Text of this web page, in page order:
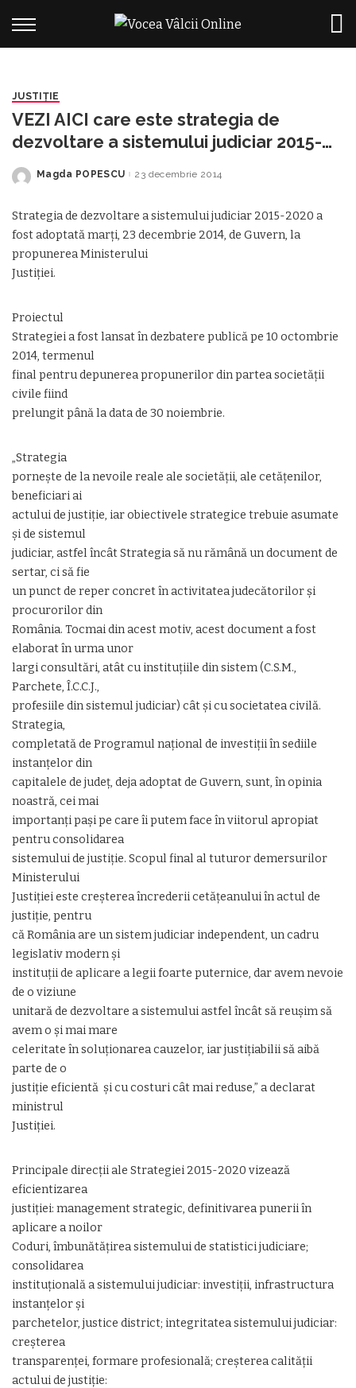
JUSTIȚIE
VEZI AICI care este strategia de
dezvoltare a sistemului judiciar 2015-
2020
Posted
Magda POPESCU 23 decembrie 2014
Strategia de dezvoltare a sistemului judiciar 2015-2020 a
fost adoptată marți, 23 decembrie 2014, de Guvern, la
propunerea Ministerului
Justiției.
Proiectul
Strategiei a fost lansat în dezbatere publică pe 10 octombrie
2014, termenul
final pentru depunerea propunerilor din partea societății
civile fiind
prelungit până la data de 30 noiembrie.
„Strategia
pornește de la nevoile reale ale societății, ale cetățenilor,
beneficiari ai
actului de justiție, iar obiectivele strategice trebuie asumate
și de sistemul
judiciar, astfel încât Strategia să nu rămână un document de
sertar, ci să fie
un punct de reper concret în activitatea judecătorilor și
procurorilor din
România. Tocmai din acest motiv, acest document a fost
elaborat în urma unor
largi consultări, atât cu instituțiile din sistem (C.S.M.,
Parchete, Î.C.C.J.,
profesiile din sistemul judiciar) cât și cu societatea civilă.
Strategia,
completată de Programul național de investiții în sediile
instanțelor din
capitalele de județ, deja adoptat de Guvern, sunt, în opinia
noastră, cei mai
importanți pași pe care îi putem face în viitorul apropiat
pentru consolidarea
sistemului de justiție. Scopul final al tuturor demersurilor
Ministerului
Justiției este creșterea încrederii cetățeanului în actul de
justiție, pentru
că România are un sistem judiciar independent, un cadru
legislativ modern și
instituții de aplicare a legii foarte puternice, dar avem nevoie
de o viziune
unitară de dezvoltare a sistemului astfel încât să reușim să
avem o și mai mare
celeritate în soluționarea cauzelor, iar justițiabilii să aibă
parte de o
justiție eficientă și cu costuri cât mai reduse,” a declarat
ministrul
Justiției.
Principale direcții ale Strategiei 2015-2020 vizează
eficientizarea
justiției: management strategic, definitivarea punerii în
aplicare a noilor
Coduri, îmbunătățirea sistemului de statistici judiciare;
consolidarea
instituțională a sistemului judiciar: investiții, infrastructura
instanțelor și
parchetelor, justice district; integritatea sistemului judiciar:
creșterea
transparenței, formare profesională; creșterea calității
actului de justiție: